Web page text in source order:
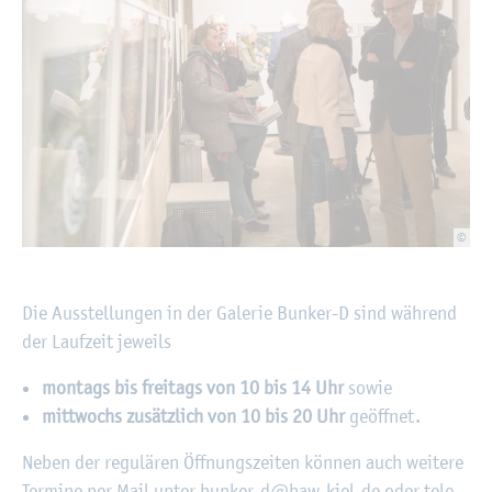
©
Die Aus­stel­lun­gen in der Ga­le­rie Bun­ker-D sind wäh­rend
der Lauf­zeit je­weils
mon­tags bis frei­tags von 10 bis 14 Uhrsowie
mitt­wochs zu­sätz­lich von 10 bis 20 Uhrge­öff­net.
Neben der re­gu­lä­ren Öff­nungs­zei­ten kön­nen auch wei­te­re